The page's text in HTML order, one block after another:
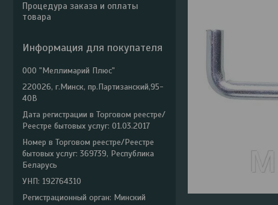
Процедура заказа и оплаты
товара
Информация для покупателя
ООО "Меллимарий Плюс"
220026, г.Минск, пр.Партизанский,95-
40В
Дата регистрации в Торговом реестре/
Реестре бытовых услуг: 01.03.2017
Номер в Торговом реестре/Реестре
бытовых услуг: 369739, Республика
Беларусь
УНП: 192764310
Регистрационный орган: Минский